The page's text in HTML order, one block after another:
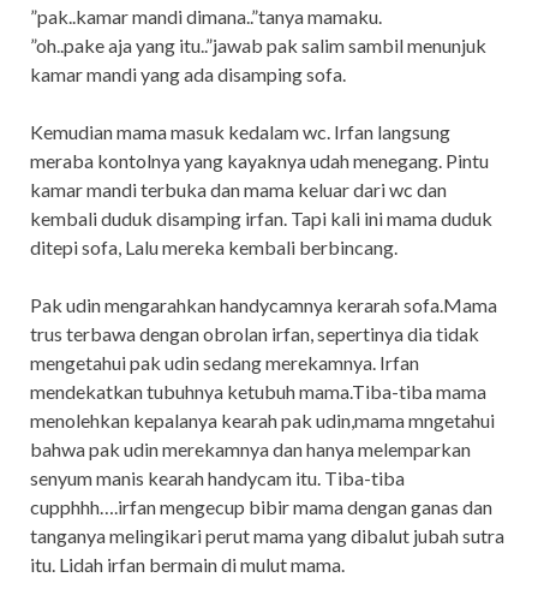
”pak..kamar mandi dimana..”tanya mamaku.
”oh..pake aja yang itu..”jawab pak salim sambil menunjuk
kamar mandi yang ada disamping sofa.
Kemudian mama masuk kedalam wc. Irfan langsung
meraba kontolnya yang kayaknya udah menegang. Pintu
kamar mandi terbuka dan mama keluar dari wc dan
kembali duduk disamping irfan. Tapi kali ini mama duduk
ditepi sofa, Lalu mereka kembali berbincang.
Pak udin mengarahkan handycamnya kerarah sofa.Mama
trus terbawa dengan obrolan irfan, sepertinya dia tidak
mengetahui pak udin sedang merekamnya. Irfan
mendekatkan tubuhnya ketubuh mama.Tiba-tiba mama
menolehkan kepalanya kearah pak udin,mama mngetahui
bahwa pak udin merekamnya dan hanya melemparkan
senyum manis kearah handycam itu. Tiba-tiba
cupphhh….irfan mengecup bibir mama dengan ganas dan
tanganya melingikari perut mama yang dibalut jubah sutra
itu. Lidah irfan bermain di mulut mama.